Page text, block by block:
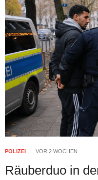
POLIZEI VOR 2 WOCHEN
Räuberduo in